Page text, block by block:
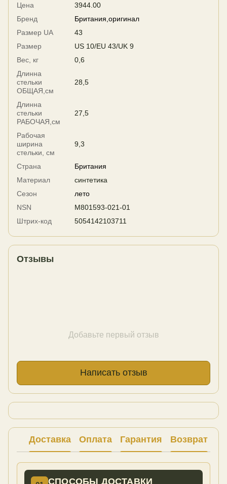
Цена
3944.00
Бренд
Британия,оригинал
Размер UA
43
Размер
US 10/EU 43/UK 9
Вес, кг
0,6
Длинна
стельки
ОБЩАЯ,см
28,5
Длинна
стельки
РАБОЧАЯ,см
27,5
Рабочая
ширина
стельки, см
9,3
Страна
Британия
Материал
синтетика
Сезон
лето
NSN
M801593-021-01
Штрих-код
5054142103711
Отзывы
Добавьте первый отзыв
Написать отзыв
Доставка Оплата Гарантия Возврат
СПОСОБЫ ДОСТАВКИ